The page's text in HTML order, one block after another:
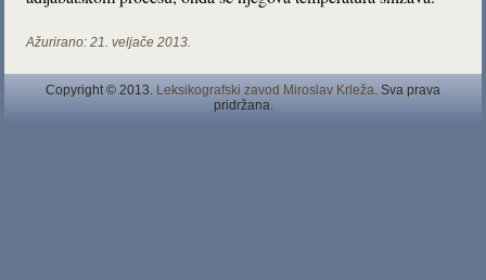
Ažurirano: 21. veljače 2013.
Copyright © 2013. Leksikografski zavod Miroslav Krleža. Sva prava
pridržana.